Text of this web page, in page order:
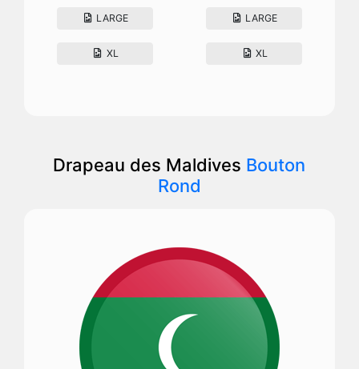
LARGE
XL
LARGE
XL
Drapeau des Maldives Bouton
Rond